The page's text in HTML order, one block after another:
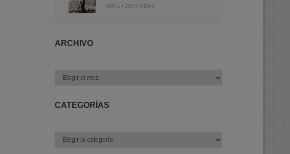
MAY 1 • 15437 VIEWS
ARCHIVO
CATEGORÍAS